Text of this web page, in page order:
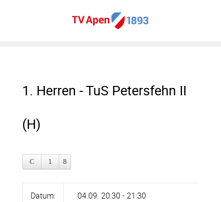
1. Herren - TuS Petersfehn II
(H)
Datum: 04.09. 20:30 - 21:30